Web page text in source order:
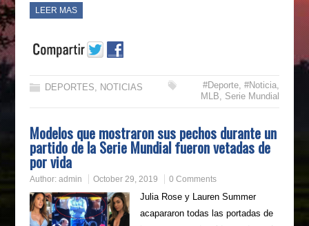
LEER MAS
DEPORTES NOTICIAS #Deporte ,#Noticia
MLB
Serie Mundial
Modelos que mostraron sus pechos durante un
partido de la Serie Mundial fueron vetadas de
por vida
Author: admin October 29, 2019 0 Comments
Julia Rose y Lauren Summer
acapararon todas las portadas de